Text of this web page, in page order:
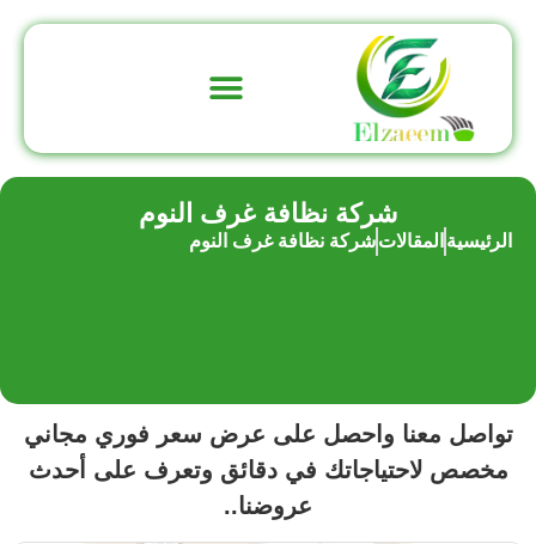
شركة نظافة غرف النوم
الرئيسية المقالاتشركة نظافة غرف النوم
تواصل معنا واحصل على عرض سعر فوري مجاني
مخصص لاحتياجاتك في دقائق وتعرف على أحدث
عروضنا..